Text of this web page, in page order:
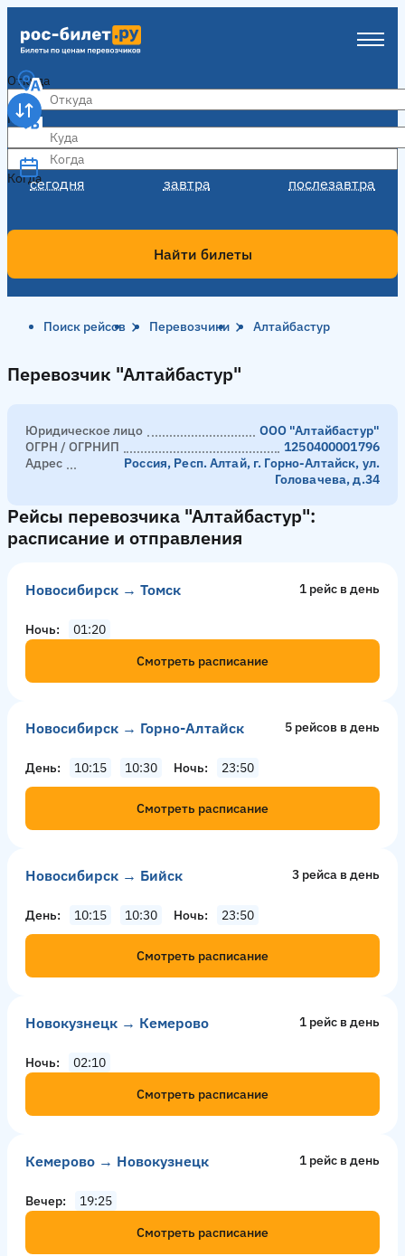
Откуда
Куда
Когда
сегодня завтра послезавтра
Когда
Найти билеты
Поиск рейсов Перевозчики Алтайбастур
Перевозчик "Алтайбастур"
Перевозчик "Алтайбастур"
Юридическое лицо
ООО "Алтайбастур"
ОГРН / ОГРНИП
1250400001796
Адрес
Россия, Респ. Алтай, г. Горно-Алтайск, ул.
Головачева, д.34
Рейсы перевозчика "Алтайбастур":
расписание и отправления
Новосибирск → Томск 1 рейс в день
Ночь
01:20
Смотреть расписание
Новосибирск → Горно-Алтайск 5 рейсов в день
День 10:15 10:30 Ночь 23:50
Смотреть расписание
Новосибирск → Бийск 3 рейсa в день
День 10:15 10:30 Ночь 23:50
Смотреть расписание
Новокузнецк → Кемерово 1 рейс в день
Ночь
02:10
Смотреть расписание
Кемерово → Новокузнецк 1 рейс в день
Вечер
19:25
Смотреть расписание